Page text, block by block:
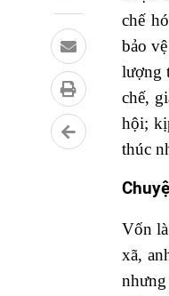
chế
bảo
lượng
chế,
hội;
thúc
Vốn
xã,